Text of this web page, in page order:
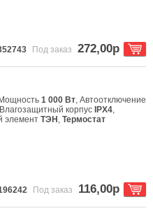
Под заказ 272,00р
1 000 Вт, Автоотключение
корпус IPX4,
элементТЭН ,Термостат
Под заказ 116,00р